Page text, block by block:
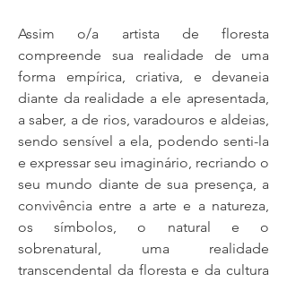
Assim o/a artista de floresta
compreende sua realidade de uma
forma empírica, criativa, e devaneia
diante da realidade a ele apresentada,
a saber, a de rios, varadouros e aldeias,
sendo sensível a ela, podendo senti-la
e expressar seu imaginário, recriando o
seu mundo diante de sua presença, a
convivência entre a arte e a natureza,
os símbolos, o natural e o
sobrenatural, uma realidade
transcendental da floresta e da cultura